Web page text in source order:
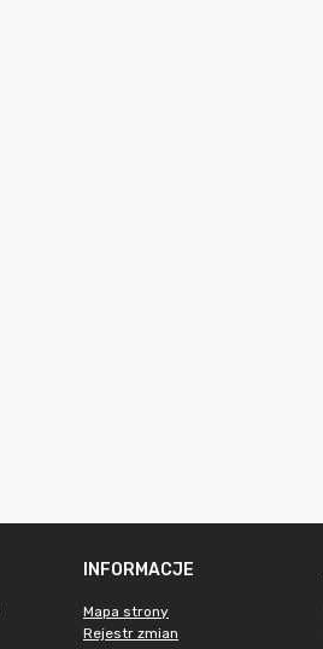
INFORMACJE
Mapa strony
Rejestr zmian